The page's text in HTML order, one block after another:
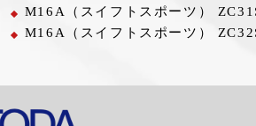
M16A（スイフトスポーツ）
M16A（スイフトスポーツ）